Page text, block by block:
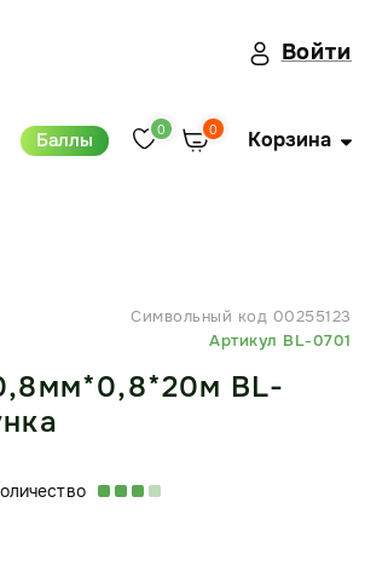
Войти
Баллы 0 0 Корзина
Символьный код 00255123
Артикул BL-0701
BL-